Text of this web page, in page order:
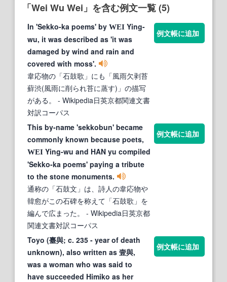
「Wei Wu Wei」を含む例文一覧 (5)
In 'Sekko-ka poems' by WEI Ying-
wu, it was described as 'it was
damaged by wind and rain and
covered with moss'.
韋応物の「石鼓歌」にも「風雨欠剥苔
蘚渋(風雨に削られ苔に蒸す)」の描写
がある。
- Wikipedia日英京都関連文書
対訳コーパス
例文帳に追加
This by-name 'sekkobun' became
commonly known because poets,
WEI Ying-wu and HAN yu compiled
'Sekko-ka poems' paying a tribute
to the stone monuments.
通称の「石鼓文」は、詩人の韋応物や
韓愈がこの石碑を称えて「石鼓歌」を
編んで広まった。
- Wikipedia日英京都
関連文書対訳コーパス
例文帳に追加
Toyo (臺與; c. 235 - year of death
unknown), also written as 壹與,
was a woman who was said to
have succeeded Himiko as her
例文帳に追加